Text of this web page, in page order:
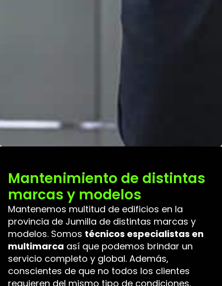
Mantenimiento de distintas
marcas y modelos
Mantenemos multitud de edificios en la
provincia de Jumilla de distintas marcas y
modelos. Somos técnicos especialistas en
multimarca así que podemos brindar un
servicio completo y global. Además,
conscientes de que no todos los clientes
requieren del mismo tipo de condiciones,